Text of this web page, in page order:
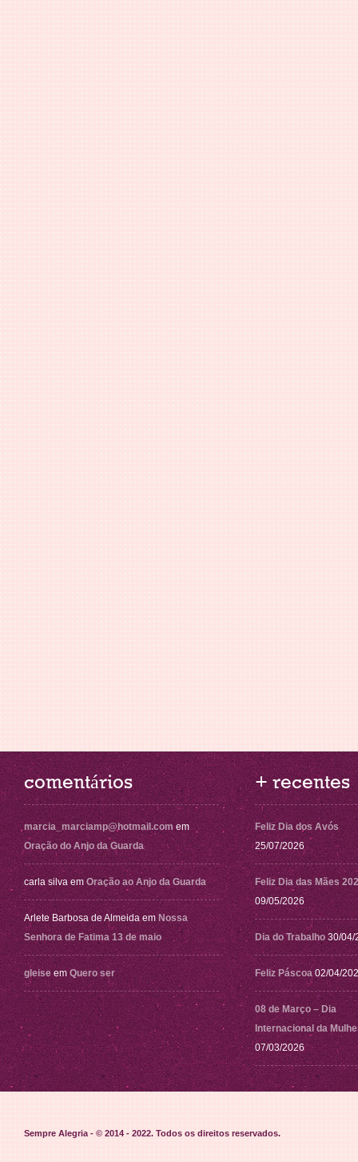
comentários
marcia_marciamp@hotmail.com em
Oração do Anjo da Guarda
carla silva em Oração ao Anjo da Guarda
Arlete Barbosa de Almeida em Nossa
Senhora de Fatima 13 de maio
gleise em Quero ser
+ recentes
Feliz Dia dos Avós
25/07/2026
Feliz Dia das Mães
09/05/2026
Dia do Trabalho 30/04/
Feliz Páscoa 02/04/
08 de Março – Dia
Internacional da
07/03/2026
Sempre Alegria - © 2014 - 2022. Todos os direitos reservados.